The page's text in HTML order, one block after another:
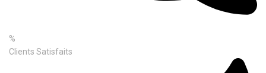
%
Clients Satisfaits